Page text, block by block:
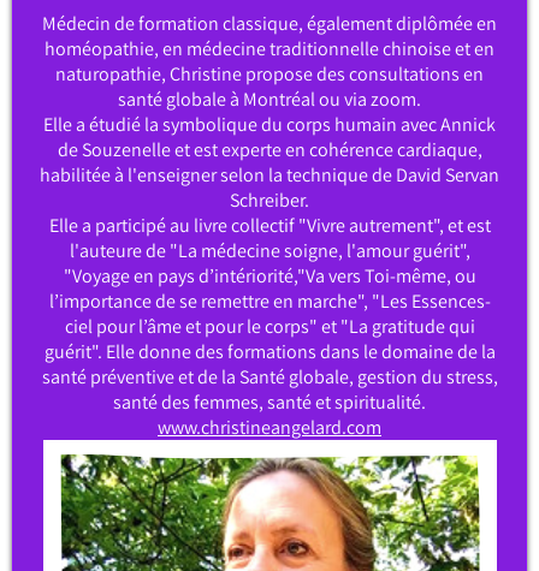
Médecin de formation classique, également diplômée en
homéopathie, en médecine traditionnelle chinoise et en
naturopathie, Christine propose des consultations en
santé globale à Montréal ou via zoom.
Elle a étudié la symbolique du corps humain avec Annick
de Souzenelle et est experte en cohérence cardiaque,
habilitée à l'enseigner selon la technique de David Servan
Schreiber.
Elle a participé au livre collectif "Vivre autrement", et est
l'auteure de "La médecine soigne, l'amour guérit",
"Voyage en pays d’intériorité,"Va vers Toi-même, ou
l’importance de se remettre en marche", "Les Essences-
ciel pour l’âme et pour le corps" et "La gratitude qui
guérit". Elle donne des formations dans le domaine de la
santé préventive et de la Santé globale, gestion du stress,
santé des femmes, santé et spiritualité.
www.christineangelard.com